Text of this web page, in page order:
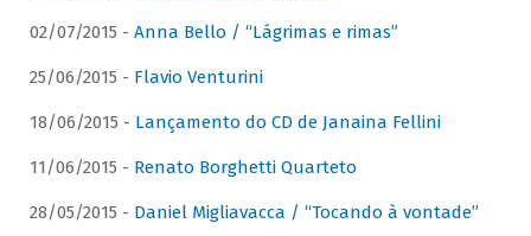
02/07/2015 - Anna Bello / “Lágrimas e rimas”
25/06/2015 - Flavio Venturini
18/06/2015 - Lançamento do CD de Janaina Fellini
11/06/2015 - Renato Borghetti Quarteto
28/05/2015 - Daniel Migliavacca / “Tocando à vontade”